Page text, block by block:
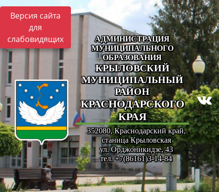
Версия сайта
для
слабовидящих
АДМИНИСТРАЦИЯ
МУНИЦИПАЛЬНОГО
ОБРАЗОВАНИЯ
КРЫЛОВСКИЙ
МУНИЦИПАЛЬНЫЙ
РАЙОН
КРАСНОДАРСКОГО
КРАЯ
352080, Краснодарский край,
станица Крыловская
ул. Орджоникидзе, 43
тел. +7(86161)3-14-84